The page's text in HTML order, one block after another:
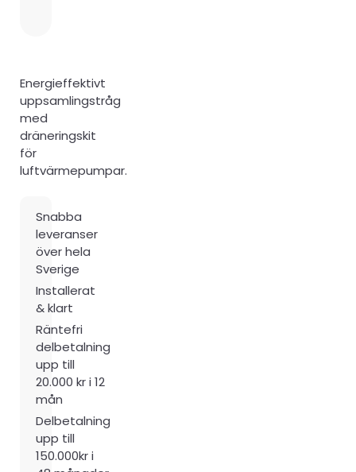
Energieffektivt
uppsamlingstråg
med
dräneringskit
för
luftvärmepumpar.
Snabba
leveranser
över hela
Sverige
Installerat
& klart
Räntefri
delbetalning
upp till
20.000 kr i 12
mån
Delbetalning
upp till
150.000kr i